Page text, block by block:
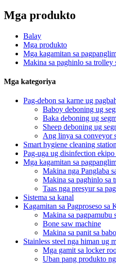
Mga produkto
Balay
Mga produkto
Mga kagamitan sa
Makina sa paghinlo sa trolley
Mga kategoriya
Pag-debon sa karne ug
Baboy deboning ug
Baka deboning ug
Sheep deboning ug
Ang linya sa conveyor
Smart hygiene cleaning station
Pag-uga ug disinfection ekipo
Mga kagamitan sa
Makina nga Panglaba
Makina sa paghinlo sa
Taas nga presyur sa
Sistema sa kanal
Kagamitan sa Pagproseso sa
Makina sa pagpamubu
Bone saw machine
Makina sa panit sa
Stainless steel nga himan ug
Mga gamit sa locker
Uban pang produkto